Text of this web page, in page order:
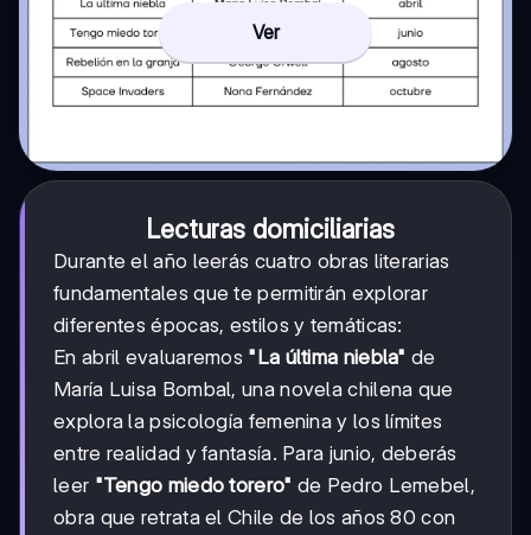
Ver
Lecturas domiciliarias
Durante el año leerás cuatro obras literarias
fundamentales que te permitirán explorar
diferentes épocas, estilos y temáticas:
En abril evaluaremos "La última niebla" de
María Luisa Bombal, una novela chilena que
explora la psicología femenina y los límites
entre realidad y fantasía. Para junio, deberás
leer "Tengo miedo torero" de Pedro Lemebel,
obra que retrata el Chile de los años 80 con